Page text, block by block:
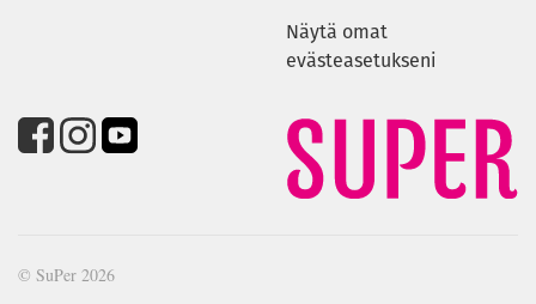
Näytä omat
evästeasetukseni
© SuPer 2026